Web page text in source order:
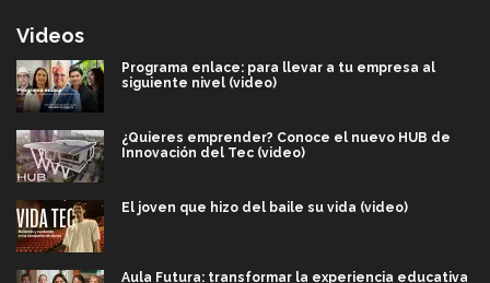
Videos
Programa enlace: para llevar a tu empresa al
siguiente nivel (video)
¿Quieres emprender? Conoce el nuevo HUB de
Innovación del Tec (video)
El joven que hizo del baile su vida (video)
Aula Futura: transformar la experiencia educativa